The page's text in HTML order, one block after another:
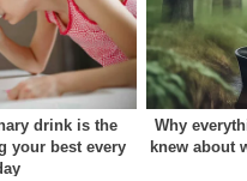
folosește cookie-uri pentru
presupune că sunteți de
navigarea.
Cookie